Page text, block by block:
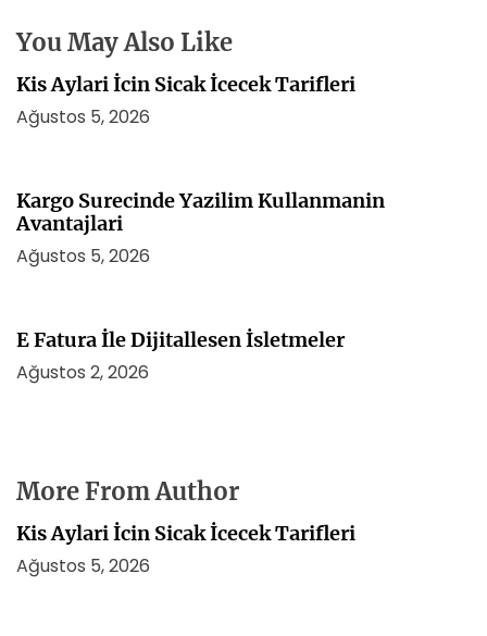
i
You May Also Like
Kis Aylari İcin Sicak İcecek Tarifleri
Ağustos 5, 2026
Kargo Surecinde Yazilim Kullanmanin
Avantajlari
Ağustos 5, 2026
E Fatura İle Dijitallesen İsletmeler
Ağustos 2, 2026
More From Author
Kis Aylari İcin Sicak İcecek Tarifleri
Ağustos 5, 2026